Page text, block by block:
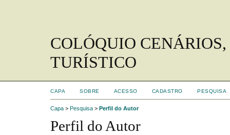
COLÓQUIO
TURÍSTICO
CAPA SOBRE ACESSO CADASTRO PESQUISA
Capa > Pesquisa > Perfil do Autor
Perfil do Autor